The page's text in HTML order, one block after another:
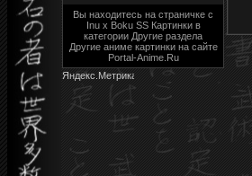
Вы находитесь на страничке с
Inu x Boku SS Картинки в
категории Другие раздела
Другие аниме картинки на сайте
Portal-Anime.Ru